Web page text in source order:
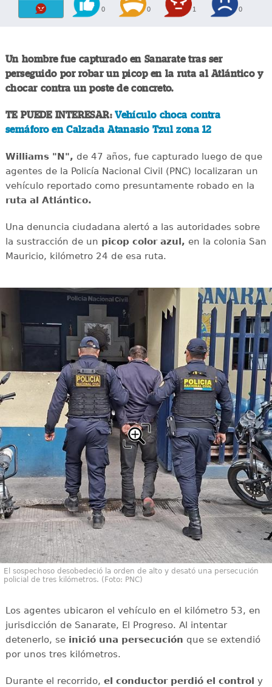
0 0 1 0
Un hombre fue capturado en Sanarate tras ser
perseguido por robar un picop en la ruta al Atlántico y
chocar contra un poste de concreto.
TE PUEDE INTERESAR:Vehículo choca contra
semáforo en Calzada Atanasio Tzul zona 12
Williams "N", de 47 años, fue capturado luego de que
agentes de la Policía Nacional Civil (PNC) localizaran un
vehículo reportado como presuntamente robado en la
ruta al Atlántico.
Una denuncia ciudadana alertó a las autoridades sobre
la sustracción de un picop color azul, en la colonia San
Mauricio, kilómetro 24 de esa ruta.
El sospechoso desobedeció la orden de alto y desató una persecución
policial de tres kilómetros. (Foto: PNC)
Los agentes ubicaron el vehículo en el kilómetro 53, en
jurisdicción de Sanarate, El Progreso. Al intentar
detenerlo, se inició una persecución que se extendió
por unos tres kilómetros.
Durante el recorrido, el conductor perdió el control y